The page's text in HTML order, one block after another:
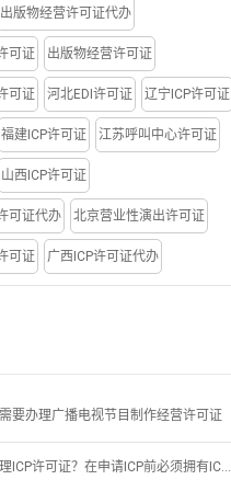
出版物经营许可证代办
可证 出版物经营许可证
可证 河北EDI许可证 辽宁ICP许可证
福建ICP许可证 江苏呼叫中心许可证
山西ICP许可证
可证代办 北京营业性演出许可证
可证 广西ICP许可证代办
要办理广播电视节目制作经营许可证
● 黑龙江怎么办理ICP许可证？在申请ICP前必须拥有ICP备案吗